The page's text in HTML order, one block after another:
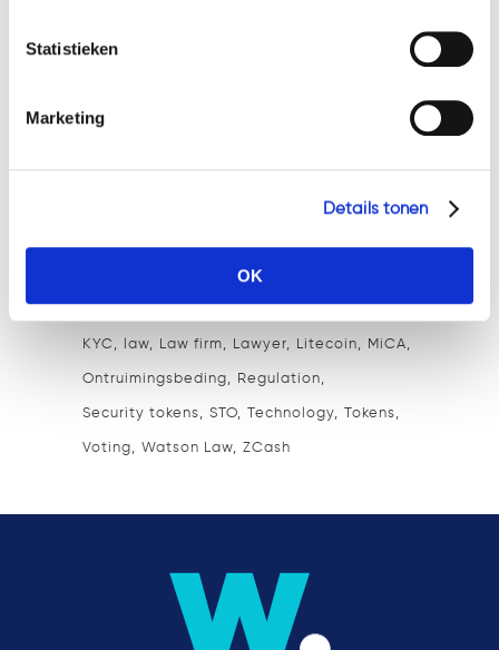
Statistieken
Marketing
Details tonen
OK
Decentralization digital assets DLT
Ethereum EU
Hypotheekakte
Innovation Internet Investing Investment
KYC law Law firm Lawyer Litecoin MiCA
Ontruimingsbeding Regulation
Security tokens STO Technology Tokens
Voting Watson Law ZCash